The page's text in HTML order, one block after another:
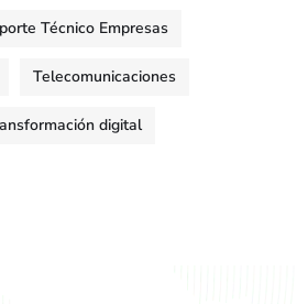
Técnico Empresas
Telecomunicaciones
digital